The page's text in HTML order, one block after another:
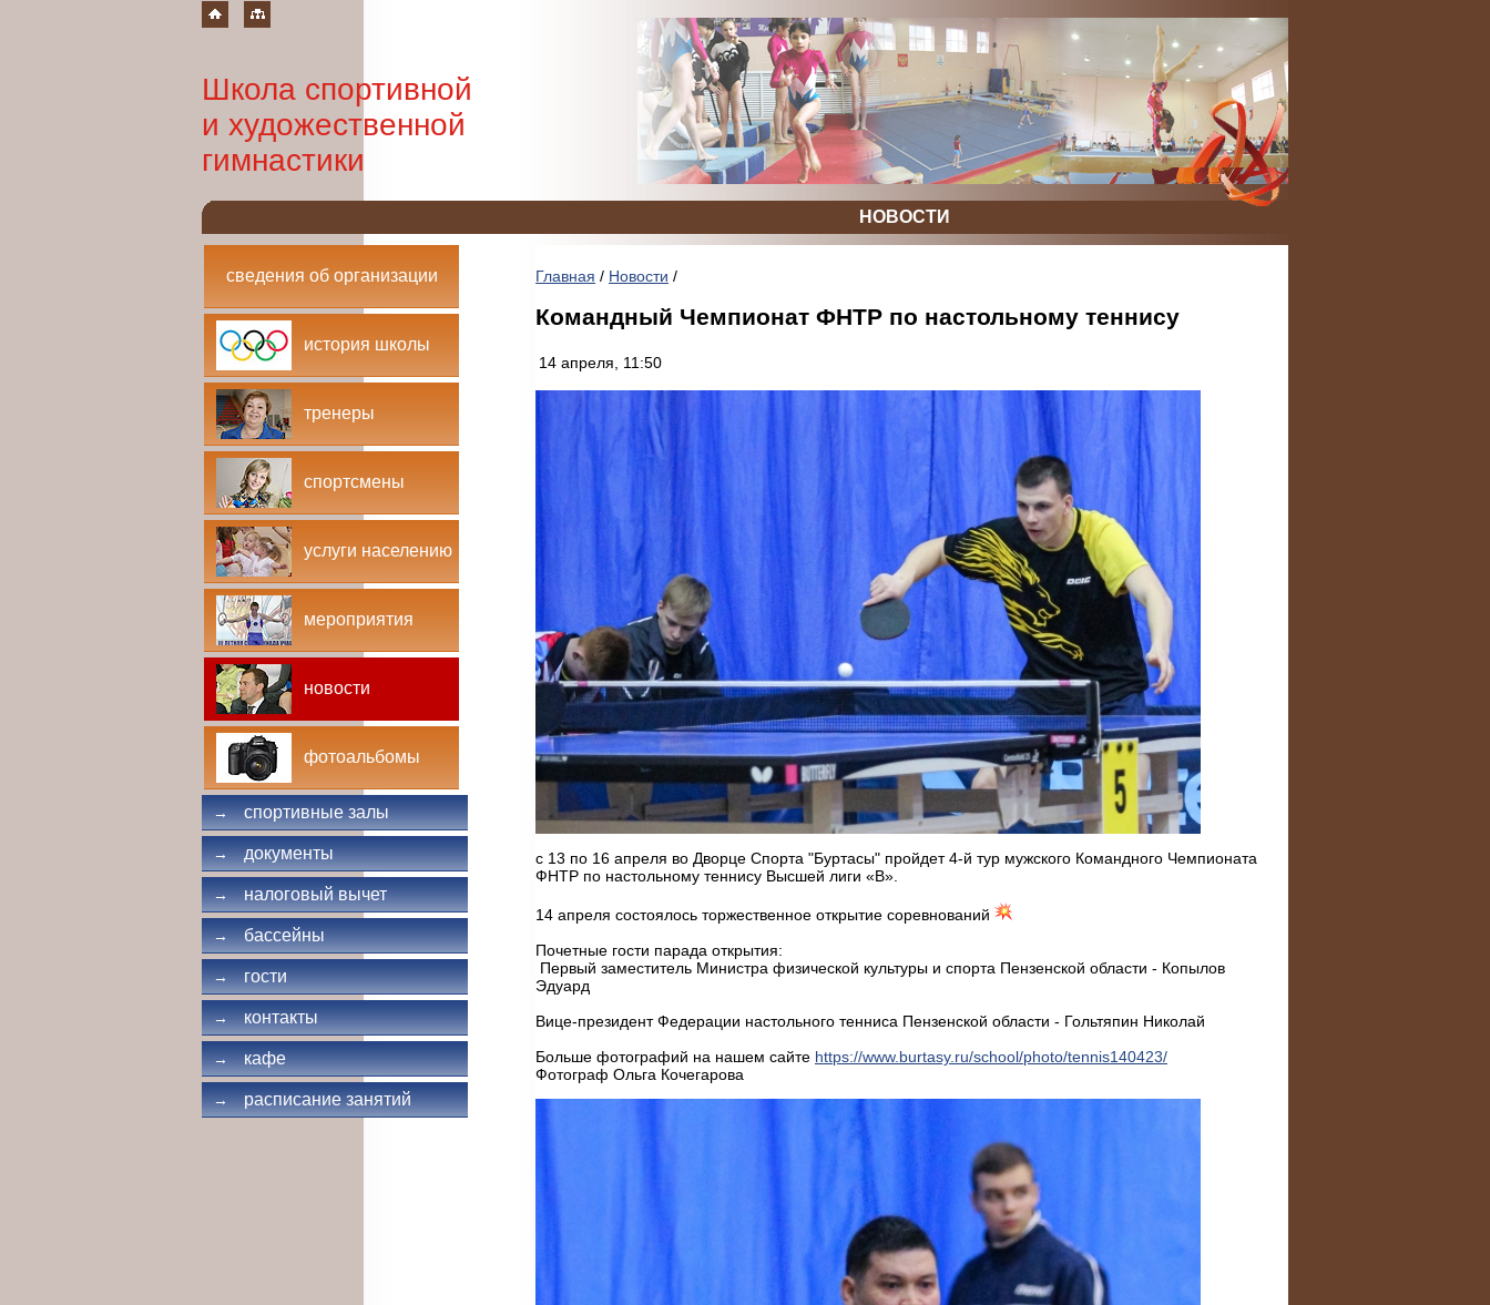
Школа спортивной
и художественной
гимнастики
НОВОСТИ
сведения об организации
история школы
тренеры
спортсмены
услуги населению
мероприятия
новости
фотоальбомы
→ спортивные залы
→ документы
→ налоговый вычет
→ бассейны
→ гости
→ контакты
→ кафе
→ расписание занятий
Главная / Новости /
Командный Чемпионат ФНТР по настольному теннису
14 апреля, 11:50
с 13 по 16 апреля во Дворце Спорта "Буртасы" пройдет 4-й тур мужского Командного Чемпионата
ФНТР по настольному теннису Высшей лиги «В».
14 апреля состоялось торжественное открытие соревнований
Почетные гости парада открытия:
Первый заместитель Министра физической культуры и спорта Пензенской области - Копылов
Эдуард
Вице-президент Федерации настольного тенниса Пензенской области - Гольтяпин Николай
Больше фотографий на нашем сайте https://www.burtasy.ru/school/photo/tennis140423/
Фотограф Ольга Кочегарова